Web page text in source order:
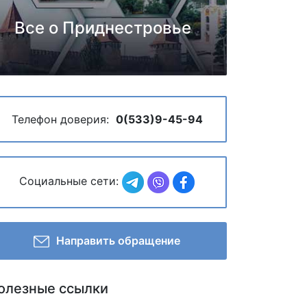
Все о Приднестровье
Телефон доверия: 0(533)9-45-94
Социальные сети:
Направить обращение
ссылки